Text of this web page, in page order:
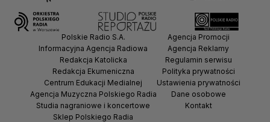
Polskie Radio S.A.
Informacyjna Agencja Radiowa
Redakcja Katolicka
Redakcja Ekumeniczna
Centrum Edukacji Medialnej
Agencja Muzyczna Polskiego Radia
Studia nagraniowe i koncertowe
Sklep Polskiego Radia
Agencja Promocji
Agencja Reklamy
Regulamin serwisu
Polityka prywatności
Ustawienia prywatności
Dane osobowe
Kontakt